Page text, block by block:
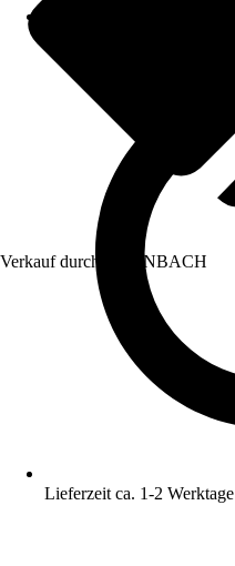
Verkauf durch: HORNBACH
Lieferzeit ca. 1-2 Werktage